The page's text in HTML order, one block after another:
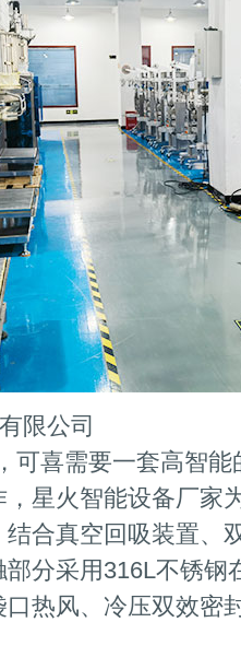
限公司
喜需要一套高智能
星火智能设备厂家
合真空回吸装置、
分采用316L不锈钢
热风、冷压双效密